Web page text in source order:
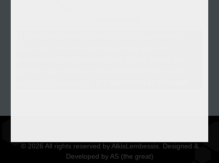
© 2026 All rights reserved by AlkisLembessis. Designed &
Developed by AS (the great)